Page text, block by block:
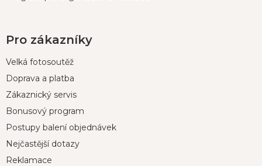
Pro zákazníky
Velká fotosoutěž
Doprava a platba
Zákaznický servis
Bonusový program
Postupy balení objednávek
Nejčastější dotazy
Reklamace